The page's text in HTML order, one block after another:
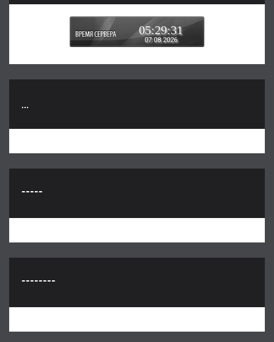
05:29:31
07.08.2026
...
-----
--------